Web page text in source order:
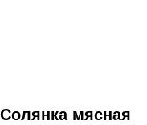
Солянка мясная